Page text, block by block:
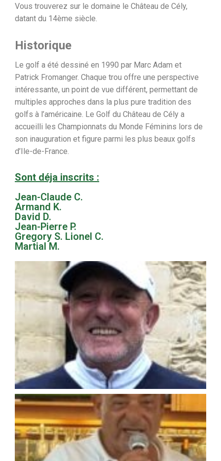
Vous trouverez sur le domaine le Château de Cély,
datant du 14ème siècle.
Historique
Le golf a été dessiné en 1990 par Marc Adam et
Patrick Fromanger. Chaque trou offre une perspective
intéressante, un point de vue différent, permettant de
multiples approches dans la plus pure tradition des
golfs à l’américaine. Le Golf du Château de Cély a
accueilli les Championnats du Monde Féminins lors de
son inauguration et figure parmi les plus beaux golfs
d’Ile-de-France.
Sont déja inscrits :
Jean-Claude C.
Armand K.
David D.
Jean-Pierre P.
Gregory S. Lionel C.
Martial M.